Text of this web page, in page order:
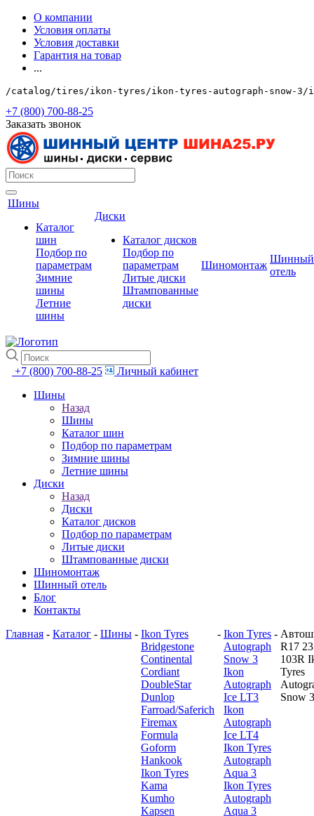
О компании
Условия оплаты
Условия доставки
Гарантия на товар
...
/catalog/tires/ikon-tyres/ikon-tyres-autograph-snow-3/
+7 (800) 700-88-25
Заказать звонок
Шины
Каталог
шин
Подбор по
параметрам
Зимние
шины
Летние
шины
Диски
Каталог дисков
Подбор по
параметрам
Литые диски
Штампованные
диски
Шиномонтаж
Шинный
отель
+7 (800) 700-88-25
Личный кабинет
Шины
Назад
Шины
Каталог шин
Подбор по параметрам
Зимние шины
Летние шины
Диски
Назад
Диски
Каталог дисков
Подбор по параметрам
Литые диски
Штампованные диски
Шиномонтаж
Шинный отель
Блог
Контакты
Главная - Каталог - Шины - Ikon Tyres
Bridgestone
Continental
Cordiant
DoubleStar
Dunlop
Farroad/Saferich
Firemax
Formula
Goform
Hankook
Ikon Tyres
Kama
Kumho
Kapsen
- Ikon Tyres
Autograph
Snow 3
Ikon
Autograph
Ice LT3
Ikon
Autograph
Ice LT4
Ikon Tyres
Autograph
Aqua 3
Ikon Tyres
Autograph
Aqua 3
-
R17
103R
Tyres
Snow